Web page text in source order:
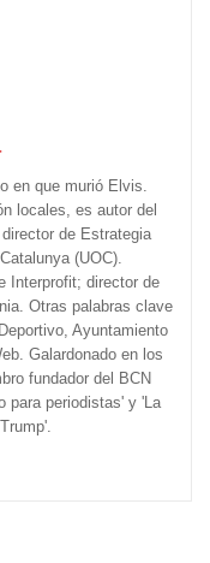
en que murió Elvis.
locales, es autor del
de Estrategia
(UOC).
Interprofit; director de
Otras palabras clave
Ayuntamiento
Galardonado en los
fundador del BCN
para periodistas' y 'La